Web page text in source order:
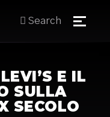
Search
E IL
SULLA
SECOLO